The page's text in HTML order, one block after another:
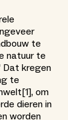
te
natuur te
Dat kregen
te
om
dieren in
worden